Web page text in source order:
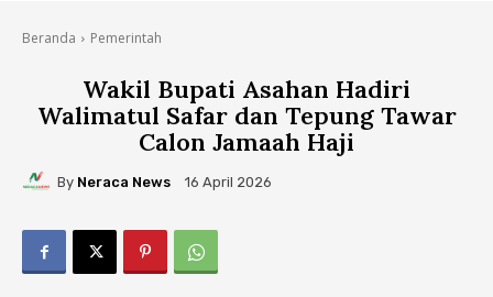
Beranda Pemerintah
Wakil Bupati Asahan Hadiri
Walimatul Safar dan Tepung Tawar
Calon Jamaah Haji
By Neraca News 16 April 2026